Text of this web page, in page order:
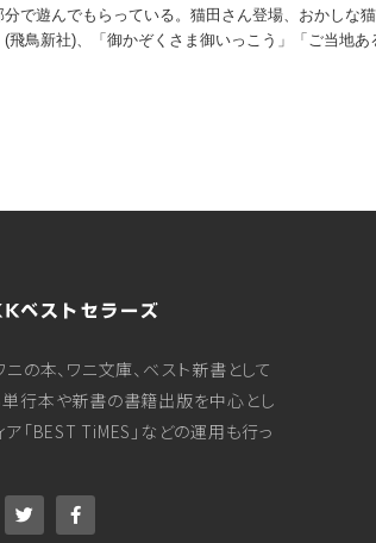
分で遊んでもらっている。猫田さん登場、おかしな
(飛鳥新社)、「御かぞくさま御いっこう」「ご当地
の本、ワニ文庫、ベスト新書として
行本や新書の書籍出版を中心とし
ア「BEST TiMES」などの運用も行っ